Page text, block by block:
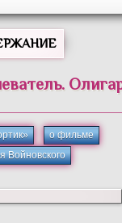
о фильме
Войновского